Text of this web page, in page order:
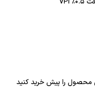
محصول را پیش خرید کنید